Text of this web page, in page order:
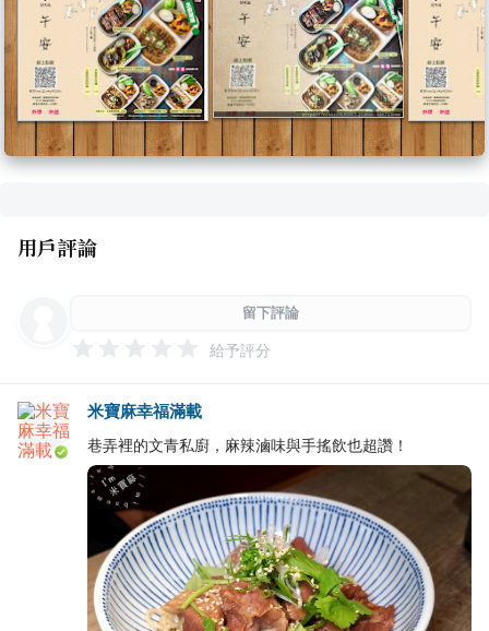
用戶評論
留下評論
給予評分
米寶麻幸福滿載
巷弄裡的文青私廚，麻辣滷味與手搖飲也超讚！